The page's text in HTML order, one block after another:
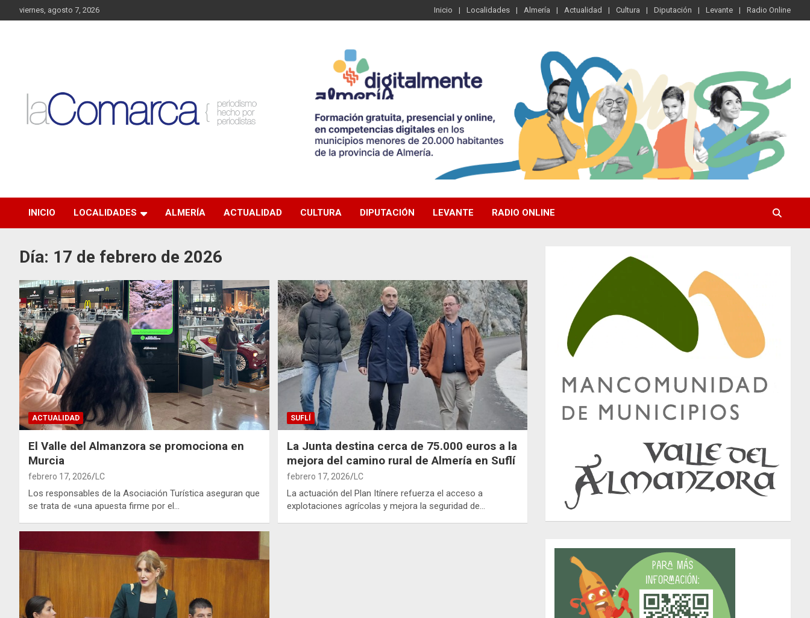
al
viernes, agosto 7, 2026 Inicio Localidades Almería Actualidad Cultura Diputación Levante Radio Online
INICIO LOCALIDADES ALMERÍA ACTUALIDAD CULTURA DIPUTACIÓN LEVANTE RADIO ONLINE
Día: 17 de febrero de 2026
ACTUALIDAD
El Valle del Almanzora se promociona en
Murcia
febrero 17, 2026 LC
Los responsables de la Asociación Turística aseguran que
se trata de «una apuesta firme por el…
SUFLÍ
La Junta destina cerca de 75.000 euros a la
mejora del camino rural de Almería en Suflí
febrero 17, 2026 LC
La actuación del Plan Itínere refuerza el acceso a
explotaciones agrícolas y mejora la seguridad de…